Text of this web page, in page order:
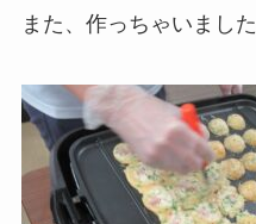
また、作っちゃいました